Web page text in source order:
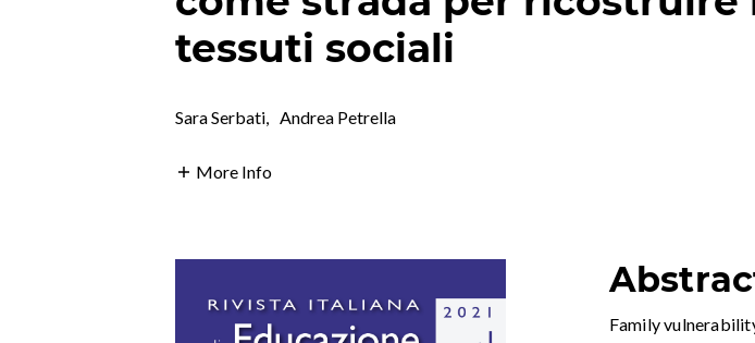
tessuti sociali
Sara Serbati, Andrea Petrella
More Info
Family